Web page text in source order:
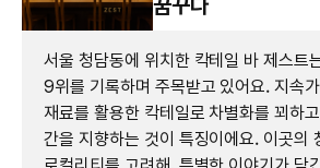
서울 청담동에 위치한 칵테일 바 제스트
9위를 기록하며 주목받고 있어요. 지속
재료를 활용한 칵테일로 차별화를 꾀하
간을 지향하는 것이 특징이에요. 이곳의